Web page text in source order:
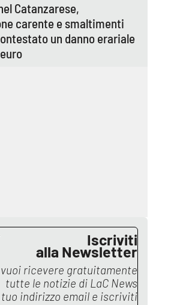
Catanzarese,
carente e smaltimenti
un danno erariale
Iscriviti
alla Newsletter
vuoi ricevere gratuitamente
tutte le notizie di LaC News
indirizzo email e iscriviti